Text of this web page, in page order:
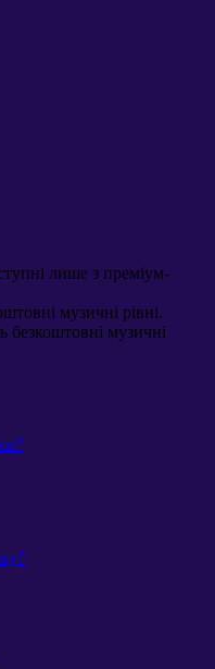
лише з преміум-
музичні рівні.
безкоштовні музичні